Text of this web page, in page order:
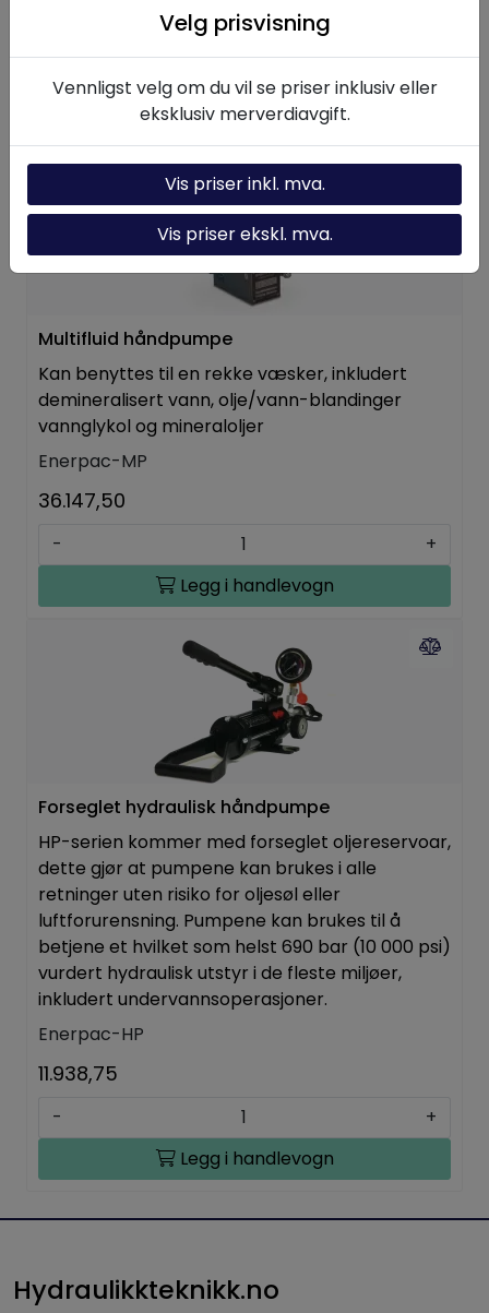
Legg i handlevogn
Multifluid håndpumpe
Kan benyttes til en rekke væsker, inkludert
demineralisert vann, olje/vann-blandinger
vannglykol og mineraloljer
Enerpac-MP
36.147,50
-
+
Legg i handlevogn
Forseglet hydraulisk håndpumpe
HP-serien kommer med forseglet oljereservoar,
dette gjør at pumpene kan brukes i alle
retninger uten risiko for oljesøl eller
luftforurensning. Pumpene kan brukes til å
betjene et hvilket som helst 690 bar (10 000 psi)
vurdert hydraulisk utstyr i de fleste miljøer,
inkludert undervannsoperasjoner.
Enerpac-HP
11.938,75
-
+
Legg i handlevogn
Hydraulikkteknikk.no
Velg prisvisning
Vennligst velg om du vil se priser inklusiv eller
eksklusiv merverdiavgift.
Vis priser inkl. mva.
Vis priser ekskl. mva.